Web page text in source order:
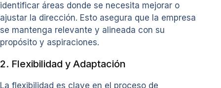
identificar áreas donde se necesita mejorar o
ajustar la dirección. Esto asegura que la empresa
se mantenga relevante y alineada con su
propósito y aspiraciones.
2. Flexibilidad y Adaptación
La flexibilidad es clave en el proceso de